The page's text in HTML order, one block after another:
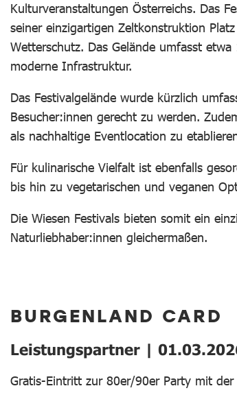
Kulturveranstaltungen Österreichs. Das
seiner einzigartigen Zeltkonstruktion
Wetterschutz. Das Gelände umfasst
moderne Infrastruktur.
Das Festivalgelände wurde kürzlich
Besucher:innen gerecht zu werden.
als nachhaltige Eventlocation zu
Für kulinarische Vielfalt ist ebenfalls
bis hin zu vegetarischen und veganen
Die Wiesen Festivals bieten somit ein
Naturliebhaber:innen gleichermaßen.
BURGENLAND CARD
Leistungspartner |
Gratis-Eintritt zur 80er/90er Party mit der